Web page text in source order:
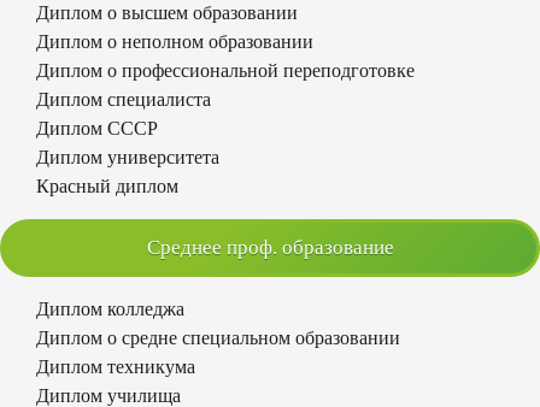
Диплом о высшем образовании
Диплом о неполном образовании
Диплом о профессиональной переподготовке
Диплом специалиста
Диплом СССР
Диплом университета
Красный диплом
Среднее проф. образование
Диплом колледжа
Диплом о средне специальном образовании
Диплом техникума
Диплом училища